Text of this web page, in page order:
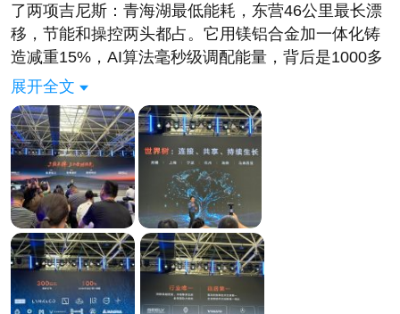
了两项吉尼斯：青海湖最低能耗，东营46公里最长漂
移，节能和操控两头都占。它用镁铝合金加一体化铸
造减重15%，AI算法毫秒级调配能量，背后是1000多
项专利。目前这套电驱已经装进沃尔沃、捷豹路虎、
雷诺的车型，从无锡到哥德堡都在用，覆盖400V到
900V平台。过去动力总成主要是欧洲日本主导，现在
中国方案开始进入全球供应链。从市场换技术到技术
进市场，这不仅是吉利的一步，也说明中国制造正在
往技术输出方向走。 #让每一度电物尽其用
展开全文